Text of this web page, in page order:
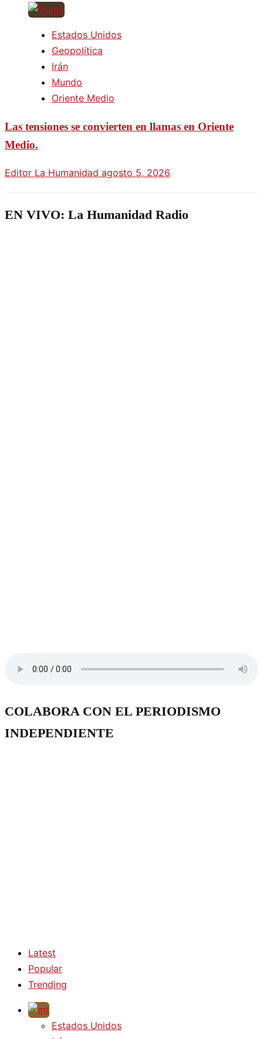
Estados Unidos
Geopolítica
Irán
Mundo
Oriente Medio
Las tensiones se convierten en llamas en Oriente
Medio.
Editor La Humanidad agosto 5, 2026
EN VIVO: La Humanidad Radio
COLABORA CON EL PERIODISMO
INDEPENDIENTE
Latest
Popular
Trending
Estados Unidos